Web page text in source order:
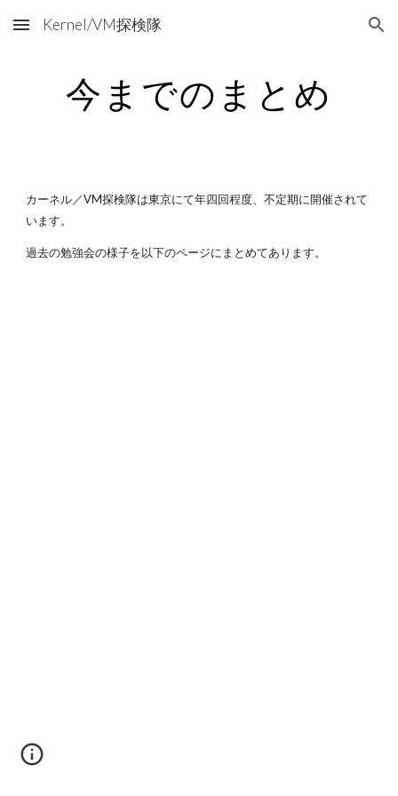
Skip to main content Skip to navigation
Kernel/VM探検隊
今までのまとめ
カーネル／VM探検隊は東京にて年四回程度、不定期に開催されて
います。
過去の勉強会の様子を以下のページにまとめてあります。